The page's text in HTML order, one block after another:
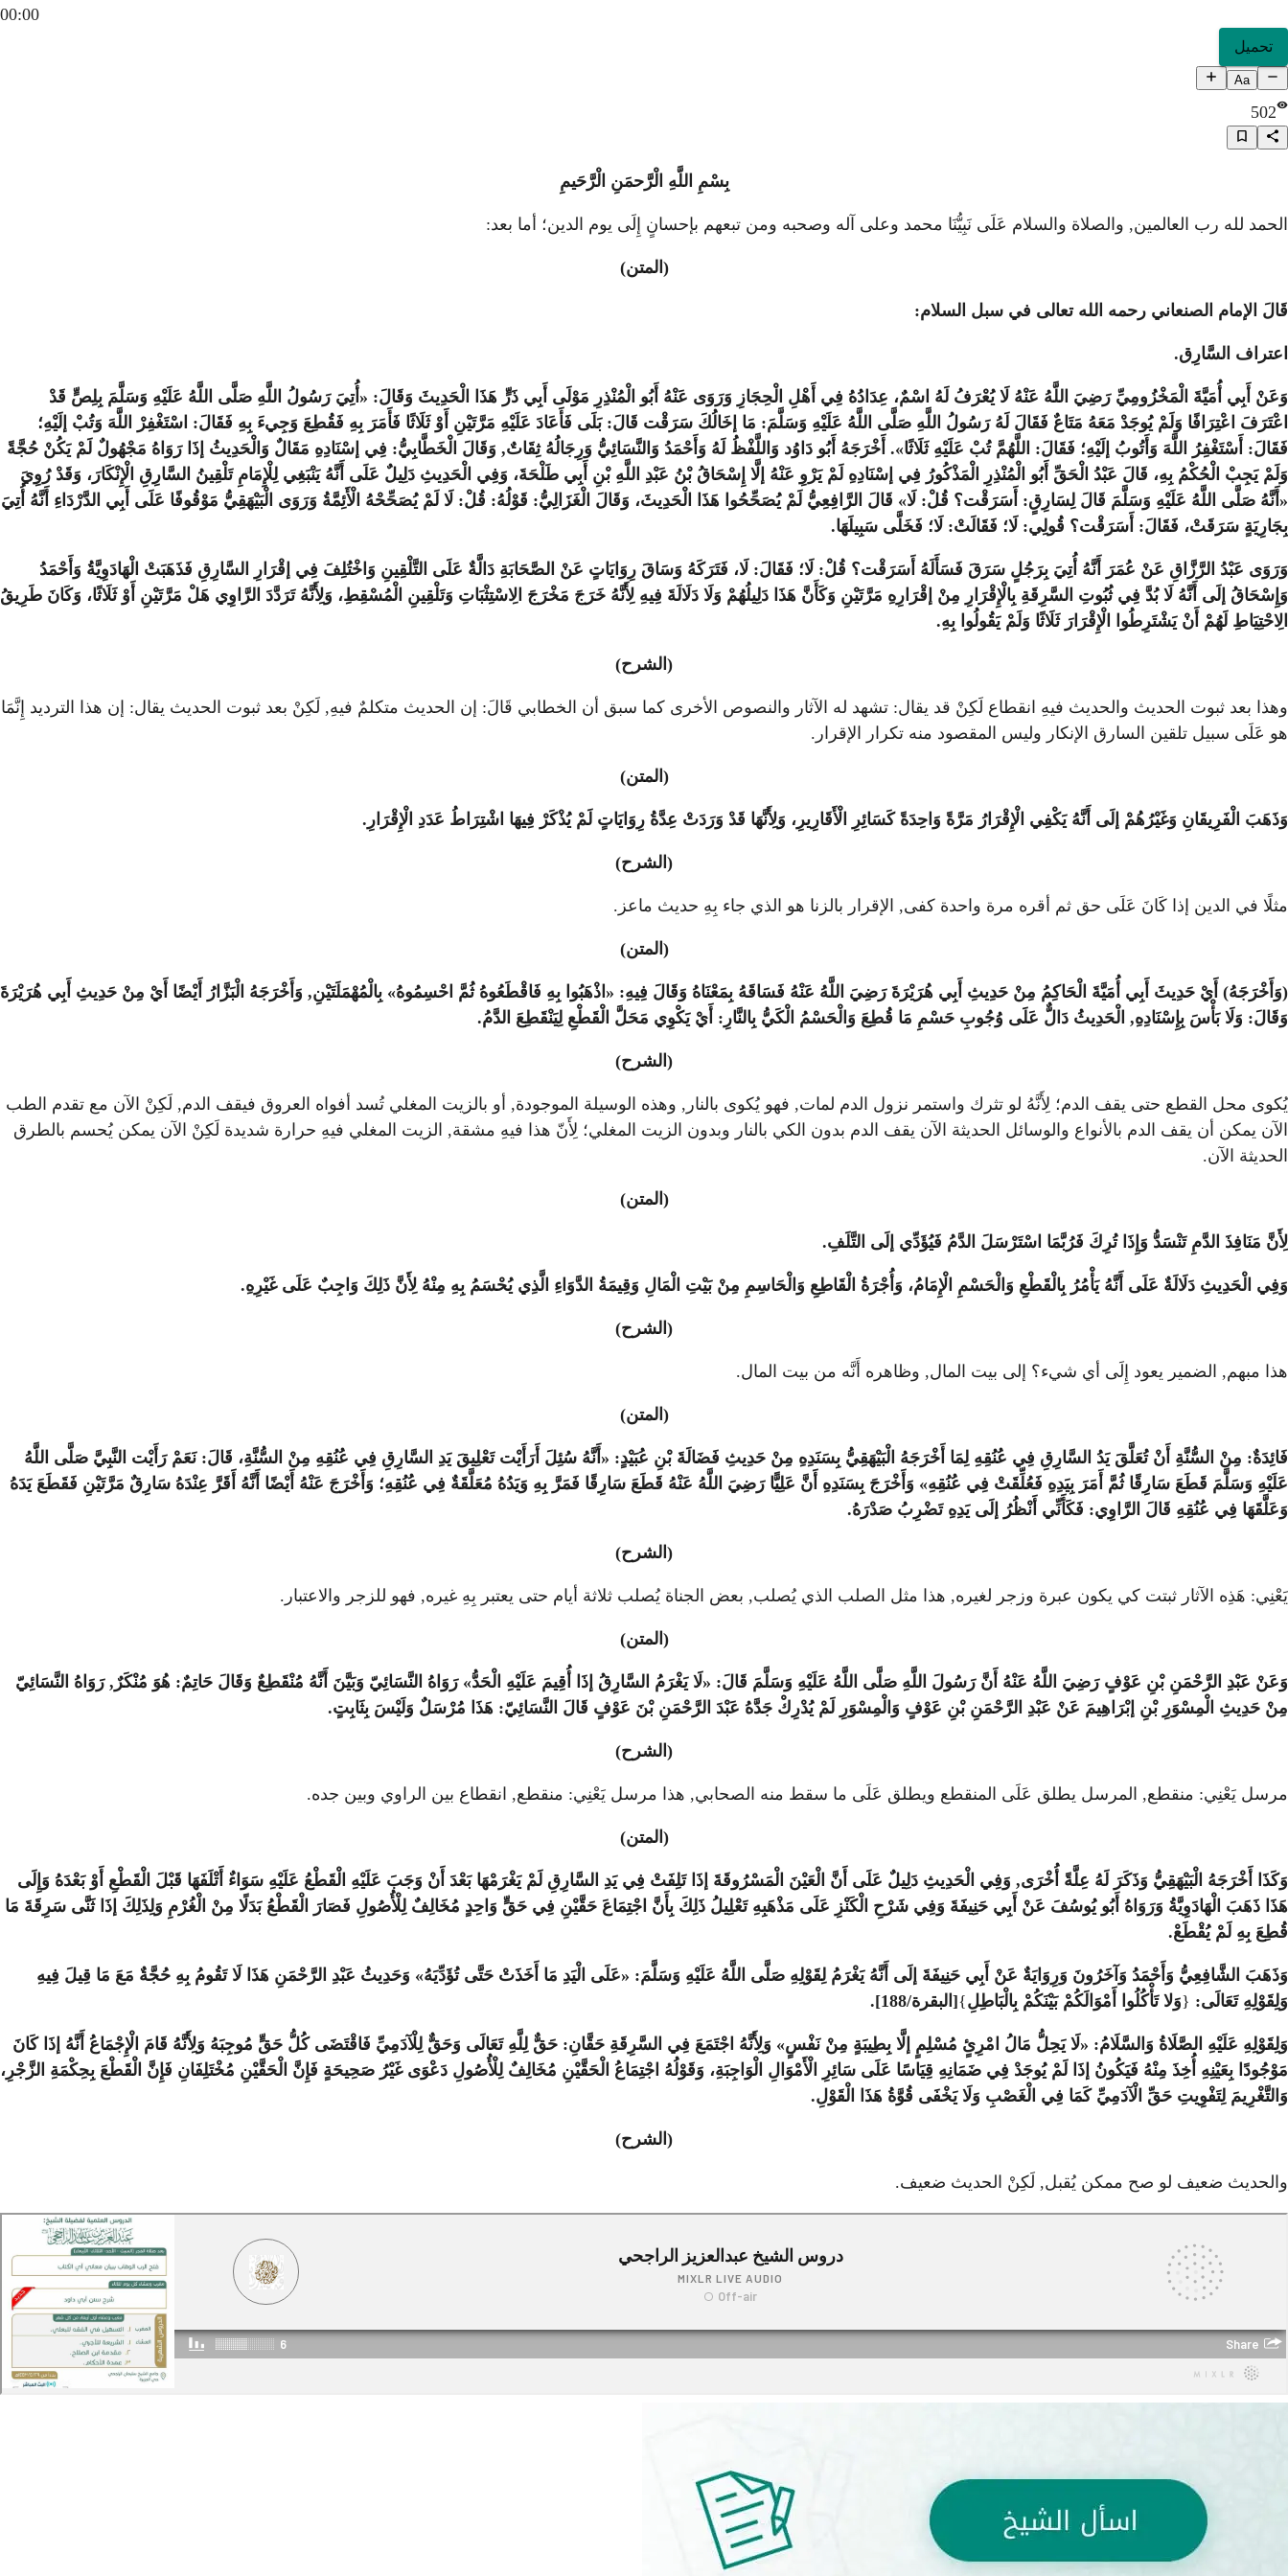
00:00
تحميل
Aa
502
بِسْمِ اللَّهِ الْرَّحمَنِ الْرَّحَيمِ
الحمد لله رب العالمين, والصلاة والسلام عَلَى نَبِيُّنَا محمد وعلى آله وصحبه ومن تبعهم بإحسانٍ إِلَى يوم الدين؛ أما بعد:
(المتن)
قَالَ الإمام الصنعاني رحمه الله تعالى في سبل السلام:
اعتراف السَّارِق.
وَعَنْ أَبِي أُمَيَّةَ الْمَخْزُومِيِّ رَضِيَ اللَّهُ عَنْهُ لَا يُعْرَفُ لَهُ اسْمٌ، عِدَادُهُ فِي أَهْلِ الْحِجَازِ وَرَوَى عَنْهُ أَبُو الْمُنْذِرِ مَوْلَى أَبِي ذَرٍّ هَذَا الْحَدِيثَ وَقَالَ: «أُتِيَ رَسُولُ اللَّهِ صَلَّى اللَّهُ عَلَيْهِ وَسَلَّمَ بِلِصٍّ قَدْ
اعْتَرَفَ اعْتِرَافًا وَلَمْ يُوجَدْ مَعَهُ مَتَاعٌ فَقَالَ لَهُ رَسُولُ اللَّهِ صَلَّى اللَّهُ عَلَيْهِ وَسَلَّمَ: مَا إخَالُكَ سَرَقْت قَالَ: بَلَى فَأَعَادَ عَلَيْهِ مَرَّتَيْنِ أَوْ ثَلَاثًا فَأَمَرَ بِهِ فَقُطِعَ وَجِيءَ بِهِ فَقَالَ: اسْتَغْفِرْ اللَّهَ وَتُبْ إلَيْهِ؛
فَقَالَ: أَسْتَغْفِرُ اللَّهَ وَأَتُوبُ إلَيْهِ؛ فَقَالَ: اللَّهُمَّ تُبْ عَلَيْهِ ثَلَاثًا». أَخْرَجَهُ أَبُو دَاوُد وَاللَّفْظُ لَهُ وَأَحْمَدُ وَالنَّسَائِيُّ وَرِجَالُهُ ثِقَاتٌ, وَقَالَ الْخَطَّابِيُّ: فِي إسْنَادِهِ مَقَالٌ وَالْحَدِيثُ إذَا رَوَاهُ مَجْهُولٌ لَمْ يَكُنْ حُجَّةً
وَلَمْ يَجِبْ الْحُكْمُ بِهِ، قَالَ عَبْدُ الْحَقِّ أَبُو الْمُنْذِرِ الْمَذْكُورُ فِي إسْنَادِهِ لَمْ يَرْوِ عَنْهُ إلَّا إِسْحَاقُ بْنُ عَبْدِ اللَّهِ بْنِ أَبِي طَلْحَةَ، وَفِي الْحَدِيثِ دَلِيلٌ عَلَى أَنَّهُ يَنْبَغِي لِلْإِمَامِ تَلْقِينُ السَّارِقِ الْإِنْكَارَ، وَقَدْ رُوِيَ
«أَنَّهُ صَلَّى اللَّهُ عَلَيْهِ وَسَلَّمَ قَالَ لِسَارِقٍ: أَسَرَقْت؟ قُلْ: لَا» قَالَ الرَّافِعِيُّ لَمْ يُصَحِّحُوا هَذَا الْحَدِيثَ، وَقَالَ الْغَزَالِيُّ: قَوْلُهُ: قُلْ: لَا لَمْ يُصَحِّحْهُ الْأَئِمَّةُ وَرَوَى الْبَيْهَقِيُّ مَوْقُوفًا عَلَى أَبِي الدَّرْدَاءِ أَنَّهُ أُتِيَ
بِجَارِيَةٍ سَرَقَتْ، فَقَالَ: أَسَرَقْت؟ قُولِي: لَا؛ فَقَالَتْ: لَا؛ فَخَلَّى سَبِيلَهَا.
وَرَوَى عَبْدُ الرَّزَّاقِ عَنْ عُمَرَ أَنَّهُ أُتِيَ بِرَجُلٍ سَرَقَ فَسَأَلَهُ أَسَرَقْت؟ قُلْ: لَا؛ فَقَالَ: لَا، فَتَرَكَهُ وَسَاقَ رِوَايَاتٍ عَنْ الصَّحَابَةِ دَالَّةٌ عَلَى التَّلْقِينِ وَاخْتُلِفَ فِي إقْرَارِ السَّارِقِ فَذَهَبَتْ الْهَادَوِيَّةُ وَأَحْمَدُ
وَإِسْحَاقُ إلَى أَنَّهُ لَا بُدَّ فِي ثُبُوتِ السَّرِقَةِ بِالْإِقْرَارِ مِنْ إقْرَارِهِ مَرَّتَيْنِ وَكَأَنَّ هَذَا دَلِيلُهُمْ وَلَا دَلَالَةَ فِيهِ لِأَنَّهُ خَرَجَ مَخْرَجَ الِاسْتِثْبَاتِ وَتَلْقِينِ الْمُسْقِطِ، وَلِأَنَّهُ تَرَدَّدَ الرَّاوِي هَلْ مَرَّتَيْنِ أَوْ ثَلَاثًا، وَكَانَ طَرِيقُ
الِاحْتِيَاطِ لَهُمْ أَنْ يَشْتَرِطُوا الْإِقْرَارَ ثَلَاثًا وَلَمْ يَقُولُوا بِهِ.
(الشرح)
وهذا بعد ثبوت الحديث والحديث فيهِ انقطاع لَكِنْ قد يقال: تشهد له الآثار والنصوص الأخرى كما سبق أن الخطابي قَالَ: إن الحديث متكلمٌ فيهِ, لَكِنْ بعد ثبوت الحديث يقال: إن هذا الترديد إِنَّمَا
هو عَلَى سبيل تلقين السارق الإنكار وليس المقصود منه تكرار الإقرار.
(المتن)
وَذَهَبَ الْفَرِيقَانِ وَغَيْرُهُمْ إلَى أَنَّهُ يَكْفِي الْإِقْرَارُ مَرَّةً وَاحِدَةً كَسَائِرِ الْأَقَارِيرِ، وَلِأَنَّهَا قَدْ وَرَدَتْ عِدَّةُ رِوَايَاتٍ لَمْ يُذْكَرْ فِيهَا اشْتِرَاطُ عَدَدِ الْإِقْرَارِ.
(الشرح)
مثلًا في الدين إذا كَانَ عَلَى حق ثم أقره مرة واحدة كفى, الإقرار بالزنا هو الذي جاء بِهِ حديث ماعز.
(المتن)
(وَأَخْرَجَهُ) أَيْ حَدِيثَ أَبِي أُمَيَّةَ الْحَاكِمُ مِنْ حَدِيثِ أَبِي هُرَيْرَةَ رَضِيَ اللَّهُ عَنْهُ فَسَاقَهُ بِمَعْنَاهُ وَقَالَ فِيهِ: «اذْهَبُوا بِهِ فَاقْطَعُوهُ ثُمَّ احْسِمُوهُ» بِالْمُهْمَلَتَيْنِ, وَأَخْرَجَهُ الْبَزَّارُ أَيْضًا أَيْ مِنْ حَدِيثِ أَبِي هُرَيْرَةَ
وَقَالَ: وَلَا بَأْسَ بِإِسْنَادِهِ, الْحَدِيثُ دَالٌّ عَلَى وُجُوبِ حَسْمِ مَا قُطِعَ وَالْحَسْمُ الْكَيُّ بِالنَّارِ: أَيْ يَكْوِي مَحَلَّ الْقَطْعِ لِيَنْقَطِعَ الدَّمُ.
(الشرح)
يُكوى محل القطع حتى يقف الدم؛ لِأَنَّهُ لو تثرك واستمر نزول الدم لمات, فهو يُكوى بالنار, وهذه الوسيلة الموجودة, أو بالزيت المغلي تُسد أفواه العروق فيقف الدم, لَكِنْ الآن مع تقدم الطب
الآن يمكن أن يقف الدم بالأنواع والوسائل الحديثة الآن يقف الدم بدون الكي بالنار وبدون الزيت المغلي؛ لِأَنّ هذا فيهِ مشقة, الزيت المغلي فيهِ حرارة شديدة لَكِنْ الآن يمكن يُحسم بالطرق
الحديثة الآن.
(المتن)
لِأَنَّ مَنَافِذَ الدَّمِ تَنْسَدُّ وَإِذَا تُرِكَ فَرُبَّمَا اسْتَرْسَلَ الدَّمُ فَيُؤَدِّي إلَى التَّلَفِ.
وَفِي الْحَدِيثِ دَلَالَةٌ عَلَى أَنَّهُ يَأْمُرُ بِالْقَطْعِ وَالْحَسْمِ الْإِمَامُ، وَأُجْرَةُ الْقَاطِعِ وَالْحَاسِمِ مِنْ بَيْتِ الْمَالِ وَقِيمَةُ الدَّوَاءِ الَّذِي يُحْسَمُ بِهِ مِنْهُ لِأَنَّ ذَلِكَ وَاجِبٌ عَلَى غَيْرِهِ.
(الشرح)
هذا مبهم, الضمير يعود إِلَى أي شيء؟ إلى بيت المال, وظاهره أَنَّه من بيت المال.
(المتن)
فَائِدَةٌ: مِنْ السُّنَّةِ أَنْ تُعَلَّقَ يَدُ السَّارِقِ فِي عُنُقِهِ لِمَا أَخْرَجَهُ الْبَيْهَقِيُّ بِسَنَدِهِ مِنْ حَدِيثِ فَضَالَةَ بْنِ عُبَيْدٍ: «أَنَّهُ سُئِلَ أَرَأَيْت تَعْلِيقَ يَدِ السَّارِقِ فِي عُنُقِهِ مِنْ السُّنَّةِ، قَالَ: نَعَمْ رَأَيْت النَّبِيَّ صَلَّى اللَّهُ
عَلَيْهِ وَسَلَّمَ قَطَعَ سَارِقًا ثُمَّ أَمَرَ بِيَدِهِ فَعُلِّقَتْ فِي عُنُقِهِ» وَأَخْرَجَ بِسَنَدِهِ أَنَّ عَلِيًّا رَضِيَ اللَّهُ عَنْهُ قَطَعَ سَارِقًا فَمَرَّ بِهِ وَيَدُهُ مُعَلَّقَةٌ فِي عُنُقِهِ؛ وَأَخْرَجَ عَنْهُ أَيْضًا أَنَّهُ أَقَرَّ عِنْدَهُ سَارِقٌ مَرَّتَيْنِ فَقَطَعَ يَدَهُ
وَعَلَّقَهَا فِي عُنُقِهِ قَالَ الرَّاوِي: فَكَأَنِّي أَنْظُرُ إلَى يَدِهِ تَضْرِبُ صَدْرَهُ.
(الشرح)
يَعْنِي: هَذِه الآثار ثبتت كي يكون عبرة وزجر لغيره, هذا مثل الصلب الذي يُصلب, بعض الجناة يُصلب ثلاثة أيام حتى يعتبر بِهِ غيره, فهو للزجر والاعتبار.
(المتن)
وَعَنْ عَبْدِ الرَّحْمَنِ بْنِ عَوْفٍ رَضِيَ اللَّهُ عَنْهُ أَنَّ رَسُولَ اللَّهِ صَلَّى اللَّهُ عَلَيْهِ وَسَلَّمَ قَالَ: «لَا يَغْرَمُ السَّارِقُ إذَا أُقِيمَ عَلَيْهِ الْحَدُّ» رَوَاهُ النَّسَائِيّ وَبَيَّنَ أَنَّهُ مُنْقَطِعٌ وَقَالَ حَاتِمٌ: هُوَ مُنْكَرٌ, رَوَاهُ النَّسَائِيّ
مِنْ حَدِيثِ الْمِسْوَرِ بْنِ إبْرَاهِيمَ عَنْ عَبْدِ الرَّحْمَنِ بْنِ عَوْفٍ وَالْمِسْوَرِ لَمْ يُدْرِكْ جَدَّهُ عَبْدَ الرَّحْمَنِ بْنَ عَوْفٍ قَالَ النَّسَائِيّ: هَذَا مُرْسَلٌ وَلَيْسَ بِثَابِتٍ.
(الشرح)
مرسل يَعْنِي: منقطع, المرسل يطلق عَلَى المنقطع ويطلق عَلَى ما سقط منه الصحابي, هذا مرسل يَعْنِي: منقطع, انقطاع بين الراوي وبين جده.
(المتن)
وَكَذَا أَخْرَجَهُ الْبَيْهَقِيُّ وَذَكَرَ لَهُ عِلَّةً أُخْرَى, وَفِي الْحَدِيثِ دَلِيلٌ عَلَى أَنَّ الْعَيْنَ الْمَسْرُوقَةَ إذَا تَلِفَتْ فِي يَدِ السَّارِقِ لَمْ يَغْرَمْهَا بَعْدَ أَنْ وَجَبَ عَلَيْهِ الْقَطْعُ عَلَيْهِ سَوَاءٌ أَتْلَفَهَا قَبْلَ الْقَطْعِ أَوْ بَعْدَهُ وَإِلَى
هَذَا ذَهَبَ الْهَادَوِيَّةُ وَرَوَاهُ أَبُو يُوسُفَ عَنْ أَبِي حَنِيفَةَ وَفِي شَرْحِ الْكَنْزِ عَلَى مَذْهَبِهِ تَعْلِيلُ ذَلِكَ بِأَنَّ اجْتِمَاعَ حَقَّيْنِ فِي حَقٍّ وَاحِدٍ مُخَالِفٌ لِلْأُصُولِ فَصَارَ الْقَطْعُ بَدَلًا مِنْ الْغُرْمِ وَلِذَلِكَ إذَا ثَنَّى سَرِقَةَ مَا
قُطِعَ بِهِ لَمْ يُقْطَعْ.
وَذَهَبَ الشَّافِعِيُّ وَأَحْمَدُ وَآخَرُونَ وَرِوَايَةٌ عَنْ أَبِي حَنِيفَةَ إلَى أَنَّهُ يَغْرَمُ لِقَوْلِهِ صَلَّى اللَّهُ عَلَيْهِ وَسَلَّمَ: «عَلَى الْيَدِ مَا أَخَذَتْ حَتَّى تُؤَدِّيَهُ» وَحَدِيثُ عَبْدِ الرَّحْمَنِ هَذَا لَا تَقُومُ بِهِ حُجَّةٌ مَعَ مَا قِيلَ فِيهِ
وَلِقَوْلِهِ تَعَالَى: {وَلا تَأْكُلُوا أَمْوَالَكُمْ بَيْنَكُمْ بِالْبَاطِلِ}[البقرة/188].
وَلِقَوْلِهِ عَلَيْهِ الصَّلَاةُ وَالسَّلَامُ: «لَا يَحِلُّ مَالُ امْرِئٍ مُسْلِمٍ إلَّا بِطِيبَةٍ مِنْ نَفْسٍ» وَلِأَنَّهُ اجْتَمَعَ فِي السَّرِقَةِ حَقَّانِ: حَقٌّ لِلَّهِ تَعَالَى وَحَقٌّ لِلْآدَمِيِّ فَاقْتَضَى كُلُّ حَقٍّ مُوجِبَهُ وَلِأَنَّهُ قَامَ الْإِجْمَاعُ أَنَّهُ إذَا كَانَ
مَوْجُودًا بِعَيْنِهِ أُخِذَ مِنْهُ فَيَكُونُ إذَا لَمْ يُوجَدْ فِي ضَمَانِهِ قِيَاسًا عَلَى سَائِرِ الْأَمْوَالِ الْوَاجِبَةِ، وَقَوْلُهُ اجْتِمَاعُ الْحَقَّيْنِ مُخَالِفٌ لِلْأُصُولِ دَعْوَى غَيْرُ صَحِيحَةٍ فَإِنَّ الْحَقَّيْنِ مُخْتَلِفَانِ فَإِنَّ الْقَطْعَ بِحِكْمَةِ الزَّجْرِ،
وَالتَّغْرِيمَ لِتَفْوِيتِ حَقِّ الْآدَمِيِّ كَمَا فِي الْغَصْبِ وَلَا يَخْفَى قُوَّةُ هَذَا الْقَوْلِ.
(الشرح)
والحديث ضعيف لو صح ممكن يُقبل, لَكِنْ الحديث ضعيف.